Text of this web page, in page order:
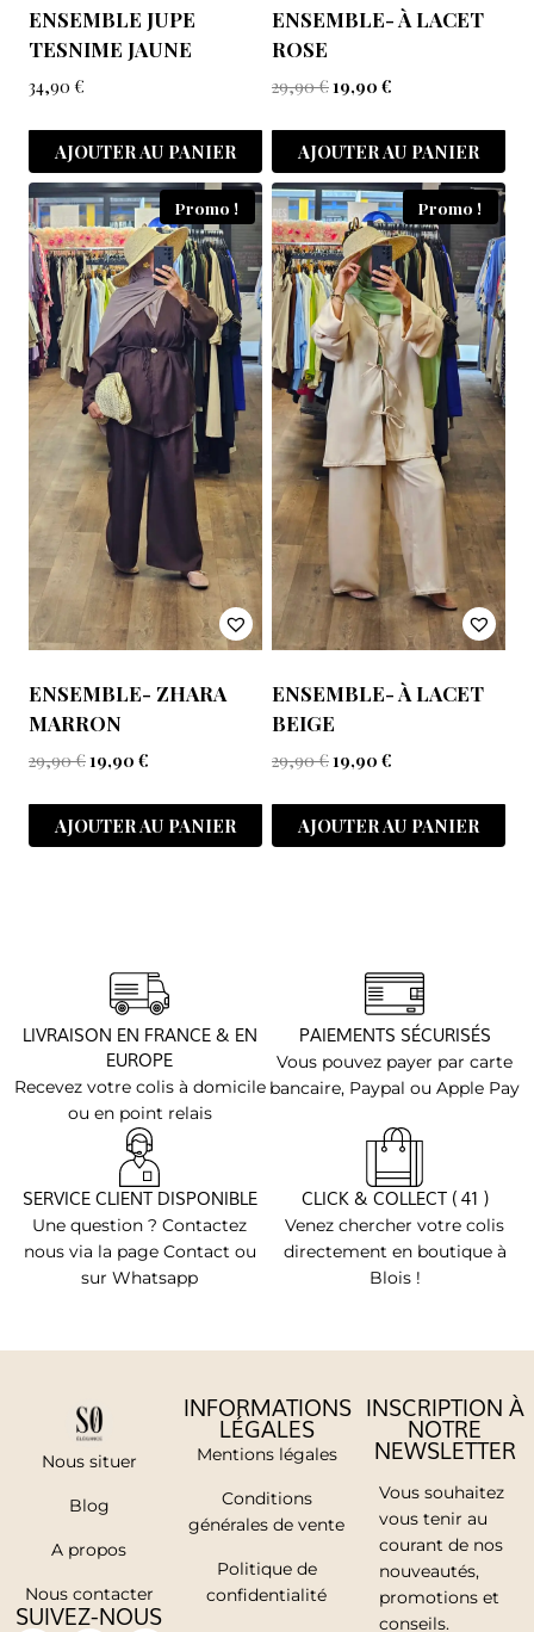
ENSEMBLE JUPE
TESNIME JAUNE
34,90 €
AJOUTER AU PANIER
ENSEMBLE- À LACET
ROSE
29,90€19,90 €
AJOUTER AU PANIER
Promo !
ENSEMBLE- ZHARA
MARRON
29,90€19,90 €
AJOUTER AU PANIER
Promo !
ENSEMBLE- À LACET
BEIGE
29,90€19,90 €
AJOUTER AU PANIER
LIVRAISON EN FRANCE & EN
EUROPE
Recevez votre colis à domicile
ou en point relais
PAIEMENTS SÉCURISÉS
Vous pouvez payer par carte
bancaire, Paypal ou Apple Pay
SERVICE CLIENT DISPONIBLE
Une question ? Contactez
nous via la page Contact ou
sur Whatsapp
CLICK & COLLECT ( 41 )
Venez chercher votre colis
directement en boutique à
Blois !
Nous situer
Blog
A propos
Nous contacter
SUIVEZ-NOUS
INFORMATIONS
LÉGALES
Mentions légales
Conditions
générales de vente
Politique de
confidentialité
INSCRIPTION À
NOTRE
NEWSLETTER
Vous souhaitez
vous tenir au
courant de nos
nouveautés,
promotions et
conseils.